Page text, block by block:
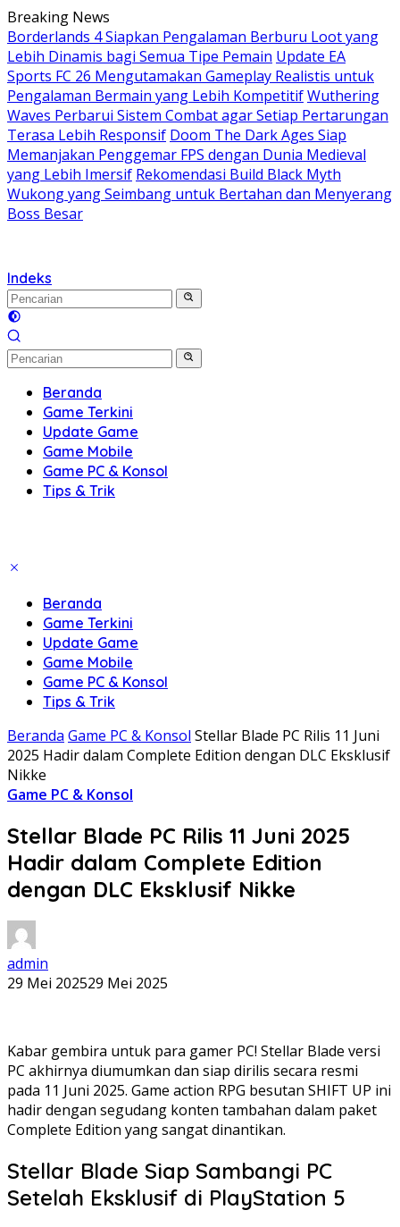
Langsung
ke
konten
Breaking News
Borderlands 4 Siapkan Pengalaman Berburu Loot yang
Lebih Dinamis bagi Semua Tipe Pemain Update EA
Sports FC 26 Mengutamakan Gameplay Realistis untuk
Pengalaman Bermain yang Lebih KompetitifWuthering
Waves Perbarui Sistem Combat agar Setiap Pertarungan
Terasa Lebih Responsif Doom The Dark Ages Siap
Memanjakan Penggemar FPS dengan Dunia Medieval
yang Lebih Imersif Rekomendasi Build Black Myth
Wukong yang Seimbang untuk Bertahan dan Menyerang
Boss Besar
Indeks
Beranda
Game Terkini
Update Game
Game Mobile
Game PC & Konsol
Tips & Trik
Beranda
Game Terkini
Update Game
Game Mobile
Game PC & Konsol
Tips & Trik
Beranda Game PC & Konsol Stellar Blade PC Rilis 11 Juni
2025 Hadir dalam Complete Edition dengan DLC Eksklusif
Nikke
Game PC & Konsol
Stellar Blade PC Rilis 11 Juni 2025
Hadir dalam Complete Edition
dengan DLC Eksklusif Nikke
admin
29 Mei 202529 Mei 2025
Kabar gembira untuk para gamer PC! Stellar Blade versi
PC akhirnya diumumkan dan siap dirilis secara resmi
pada 11 Juni 2025. Game action RPG besutan SHIFT UP ini
hadir dengan segudang konten tambahan dalam paket
Complete Edition yang sangat dinantikan.
Stellar Blade Siap Sambangi PC
Setelah Eksklusif di PlayStation 5